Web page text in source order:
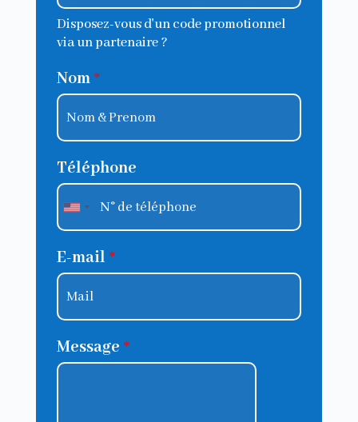
Disposez-vous d'un code promotionnel
via un partenaire ?
Nom *
Téléphone
E-mail *
Message *